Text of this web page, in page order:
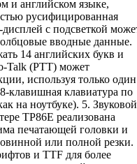
и английском языке,
русифицированная
с подсветкой
вводные данные.
14 английских букв и
Talk (PTT) может
используя только один
клавишная клавиатура по
на ноутбуке). 5. Звуковой
TP86E реализована
печатающей головки и
или полной резки.
и TTF для более